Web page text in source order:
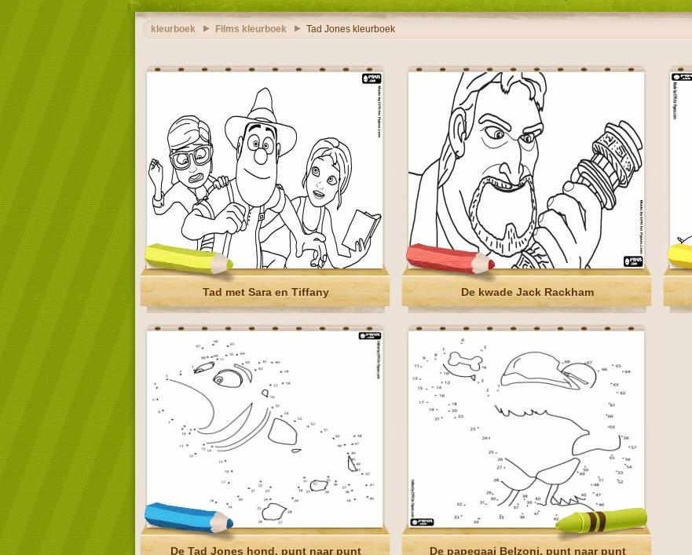
kleurboek Films kleurboek Tad Jones kleurboek
Tad met Sara en Tiffany De kwade Jack Rackham
De Tad Jones hond, punt naar punt De papegaai Belzoni, punt naar punt